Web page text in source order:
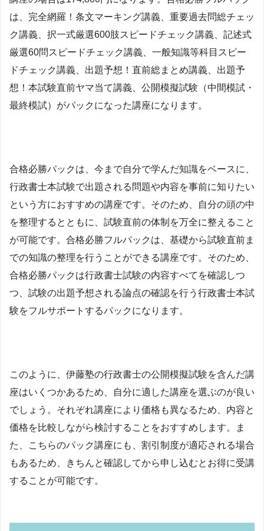
は、完全網羅！条文マーキング講義、重要過去問総チェッ
ク講義、択一式厳選600肢スピードチェック講義、記述式
厳選60問スピードチェック講義、一般知識等科目スピー
ドチェック講義、出題予想！直前総まとめ講義、出題予
想！本試験直前ヤマ当て講義、公開模擬試験（中間模試・
最終模試）がパックになった講座になります。
合格必勝パックは、今まで自分で学んだ知識をベースに、
行政書士本試験で出題される問題や内容を事前に知りたい
という方におすすめの講座です。そのため、自分の頭の中
を整理するとともに、試験直前の体制を万全に整えること
が可能です。合格必勝フルパックは、基礎から試験直前ま
での知識の整理を行うことができる講座です。そのため、
合格必勝パックは行政書士試験の内容すべてを確認しつ
つ、試験の出題予想される論点の確認を行う行政書士本試
験をフルサポートするパックになります。
このように、伊藤塾の行政書士の公開模擬試験を含んだ講
座はいくつかあるため、自分に適した講座を選ぶのが良い
でしょう。それぞれ講座により価格も異なるため、内容と
価格を比較しながら検討することをおすすめします。ま
た、こちらのパック講座にも、割引制度が適応される場合
もあるため、きちんと確認してから申し込むとお得に受講
することが可能です。